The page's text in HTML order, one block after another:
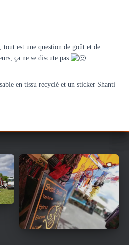
tout est une question de goût et de
ça ne se discute pas
en tissu recyclé et un sticker Shanti